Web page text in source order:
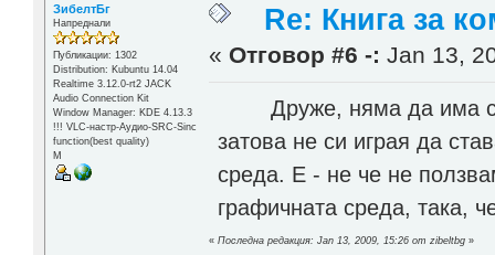
ЗибелтБг
Напреднали
Публикации: 1302
Distribution: Kubuntu 14.04
Realtime 3.12.0-rt2 JACK
Audio Connection Kit
Window Manager: KDE 4.13.3
!!! VLC-настр-Аудио-SRC-Sinc
function(best quality)
М
Re: Книга за
« Отговор #6 -: Jan 13,
Друже, няма да има
затова не си играя да
среда. Е - не че не
графичната среда, така,
«Последна редакция: Jan 13, 2009, 15:26 от zibeltbg »